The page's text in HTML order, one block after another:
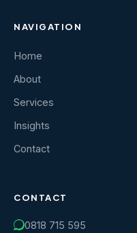
NAVIGATION
Home
About
Services
Insights
Contact
CONTACT
0818 715 595